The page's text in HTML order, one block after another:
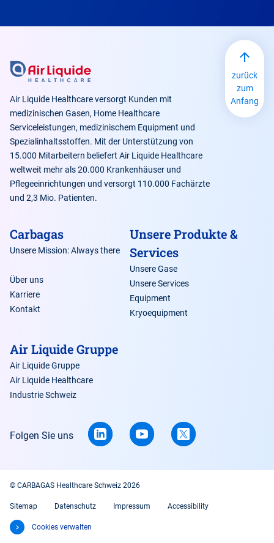
Air Liquide Healthcare versorgt Kunden mit
medizinischen Gasen, Home Healthcare
Serviceleistungen, medizinischem Equipment und
Spezialinhaltsstoffen. Mit der Unterstützung von
15.000 Mitarbeitern beliefert Air Liquide Healthcare
weltweit mehr als 20.000 Krankenhäuser und
Pflegeeinrichtungen und versorgt 110.000 Fachärzte
und 2,3 Mio. Patienten.
Carbagas
Unsere Mission: Always there
Über uns
Karriere
Kontakt
Unsere Produkte &
Services
Unsere Gase
Unsere Services
Equipment
Kryoequipment
Air Liquide Gruppe
Air Liquide Gruppe
Air Liquide Healthcare
Industrie Schweiz
Folgen Sie uns
zurück
zum
Anfang
© CARBAGAS Healthcare Schweiz 2026
Sitemap Datenschutz Impressum Accessibility
Cookies verwalten